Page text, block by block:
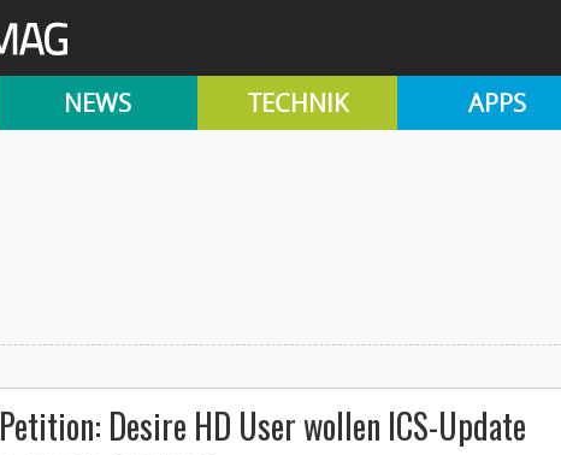
NEWS TECHNIK APPS
Petition: Desire HD User wollen ICS-Update